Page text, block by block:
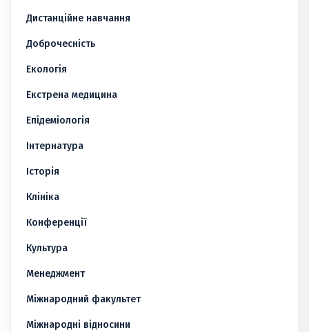
Дистанційне навчання
Доброчесність
Екологія
Екстрена медицина
Епідеміологія
Інтернатура
Історія
Клініка
Конференції
Культура
Менеджмент
Міжнародний факультет
Міжнародні відносини